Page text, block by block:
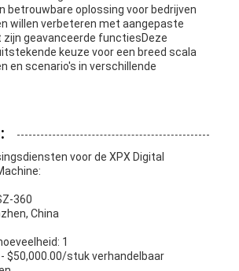
betrouwbare oplossing voor bedrijven
willen verbeteren met aangepaste
zijn geavanceerde functiesDeze
keuze voor een breed scala
en scenario's in verschillende
voor de XPX Digital
360
China
1
- $50,000.00/stuk verhandelbaar